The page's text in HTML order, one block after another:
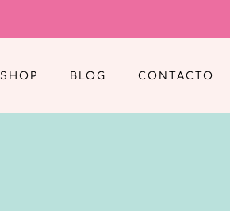
SHOP BLOG CONTACTO